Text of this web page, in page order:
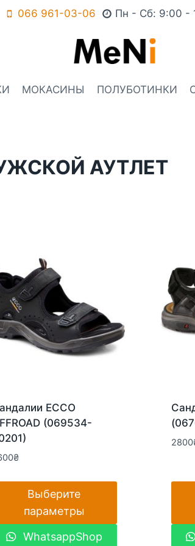
066 961-03-06 Пн - Сб: 9:00 -
МОКАСИНЫ ПОЛУБОТИНКИ
АУТЛЕТ
ECCO
(069534-
₴
Выберите
параметры
WhatsappShop
2800
Этот